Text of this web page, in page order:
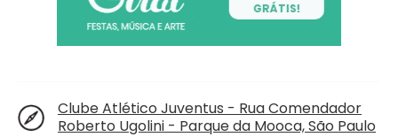
Clube Atlético Juventus - Rua Comendador
Roberto Ugolini - Parque da Mooca, São Paulo